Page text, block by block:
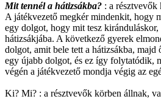
Mit tennél a hátizsákba? : a
A játékvezető megkér mindenkit, hogy
egy dolgot, hogy mit tesz kiránduláskor,
hátizsákjába. A következő gyerek
dolgot, amit bele tett a hátizsákba, majd
egy újabb dolgot, és ez így folytatódik,
végén a játékvezető mondja végig az
Ki? Mi? : a résztvevők körben állnak,